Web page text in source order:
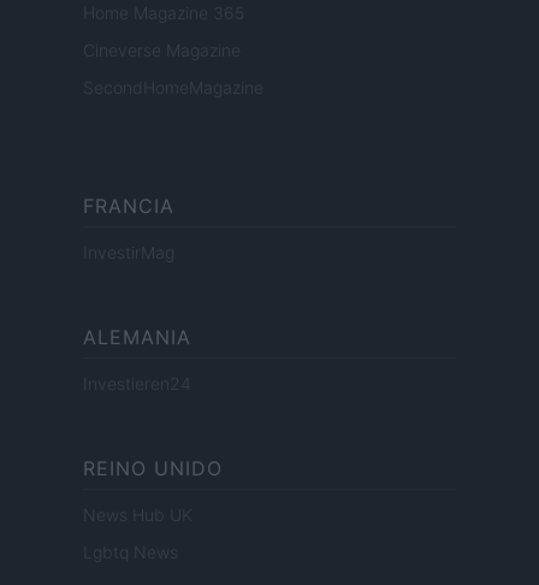
Home Magazine 365
Cineverse Magazine
SecondHomeMagazine
FRANCIA
InvestirMag
ALEMANIA
Investieren24
REINO UNIDO
News Hub UK
Lgbtq News